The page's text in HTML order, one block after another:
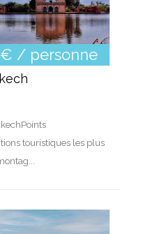
/ personne
touristiques les plus